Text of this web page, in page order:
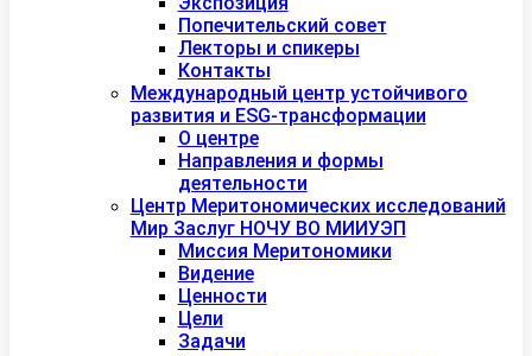
Попечительский совет
Лекторы и спикеры
Контакты
Международный центр устойчивого
развития и ESG-трансформации
О центре
Направления и формы
деятельности
Центр Меритономических исследований
Мир Заслуг НОЧУ ВО МИИУЭП
Миссия Меритономики
Видение
Ценности
Цели
Задачи